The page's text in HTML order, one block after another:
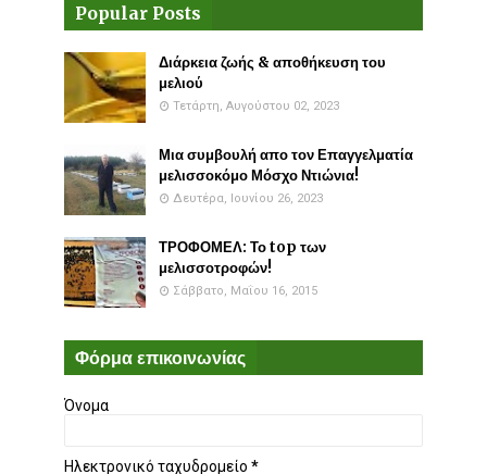
Popular Posts
Διάρκεια ζωής & αποθήκευση του
μελιού
Τετάρτη, Αυγούστου 02, 2023
Μια συμβουλή απο τον Επαγγελματία
μελισσοκόμο Μόσχο Ντιώνια!
Δευτέρα, Ιουνίου 26, 2023
ΤΡΟΦΟΜΕΛ: Το top των
μελισσοτροφών!
Σάββατο, Μαΐου 16, 2015
Φόρμα επικοινωνίας
Όνομα
Ηλεκτρονικό ταχυδρομείο *